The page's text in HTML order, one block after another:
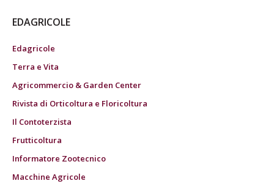
EDAGRICOLE
Edagricole
Terra e Vita
Agricommercio & Garden Center
Rivista di Orticoltura e Floricoltura
Il Contoterzista
Frutticoltura
Informatore Zootecnico
Macchine Agricole